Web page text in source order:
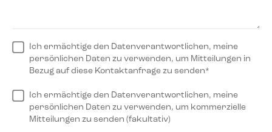
Ich ermächtige den Datenverantwortlichen, meine
persönlichen Daten zu verwenden, um Mitteilungen in
Bezug auf diese Kontaktanfrage zu senden*
Ich ermächtige den Datenverantwortlichen, meine
persönlichen Daten zu verwenden, um kommerzielle
Mitteilungen zu senden (fakultativ)